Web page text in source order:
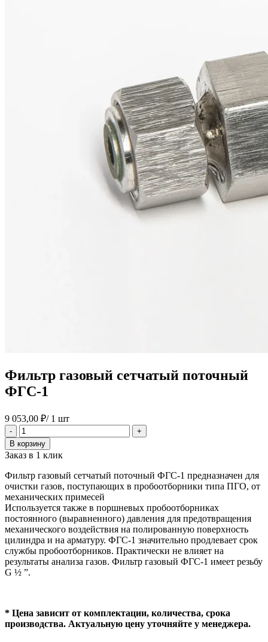
Фильтр газовый сетчатый поточный
ФГС-1
9 053,00 ₽/ 1 шт
-
Количество
товара
Фильтр
газовый
сетчатый
поточный
ФГС-1
+
В корзину
Заказ в 1 клик
Фильтр газовый сетчатый поточный ФГС-1 предназначен для
очистки газов, поступающих в пробоотборники типа ПГО, от
механических примесей
Используется также в поршневых пробоотборниках
постоянного (выравненного) давления для предотвращения
механического воздействия на полированную поверхность
цилиндра и на арматуру. ФГС-1 значительно продлевает срок
службы пробоотборников. Практически не влияет на
результаты анализа газов. Фильтр газовый ФГС-1 имеет резьбу
G ½ ”.
* Цена зависит от комплектации, количества, срока
производства. Актуальную цену уточняйте у менеджера.